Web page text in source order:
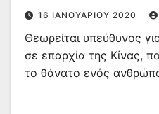
16 ΙΑΝΟΥΑΡΊΟΥ 2020
Θεωρείται υπεύθυνος
σε επαρχία της Κίνας,
το θάνατο ενός